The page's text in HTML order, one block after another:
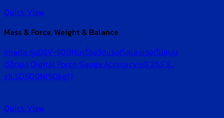
Quick View
Mass & Force, Weight & Balance
Imada รุ่นDSV-500Nเครื่องวัดแรงดึงและแรงดันแบบ
ดิจิตอล,Digital Force Gauge,Accuracy:±0.2%F.S.,
±1LSD,500N(50kgf)
Quick View